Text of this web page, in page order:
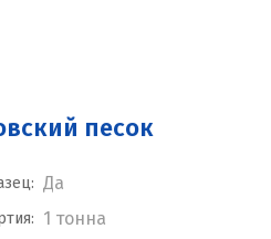
песок
Да
1 тонна